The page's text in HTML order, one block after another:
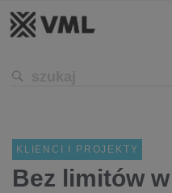
KLIENCI I PROJEKTY
Bez limitów